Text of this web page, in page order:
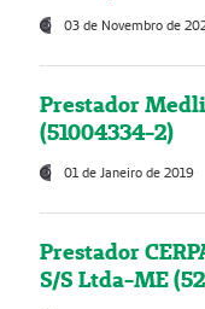
03 de Novembro de
Prestador
(51004334-2)
01 de Janeiro de 2019
Prestador
S/S Ltda-ME